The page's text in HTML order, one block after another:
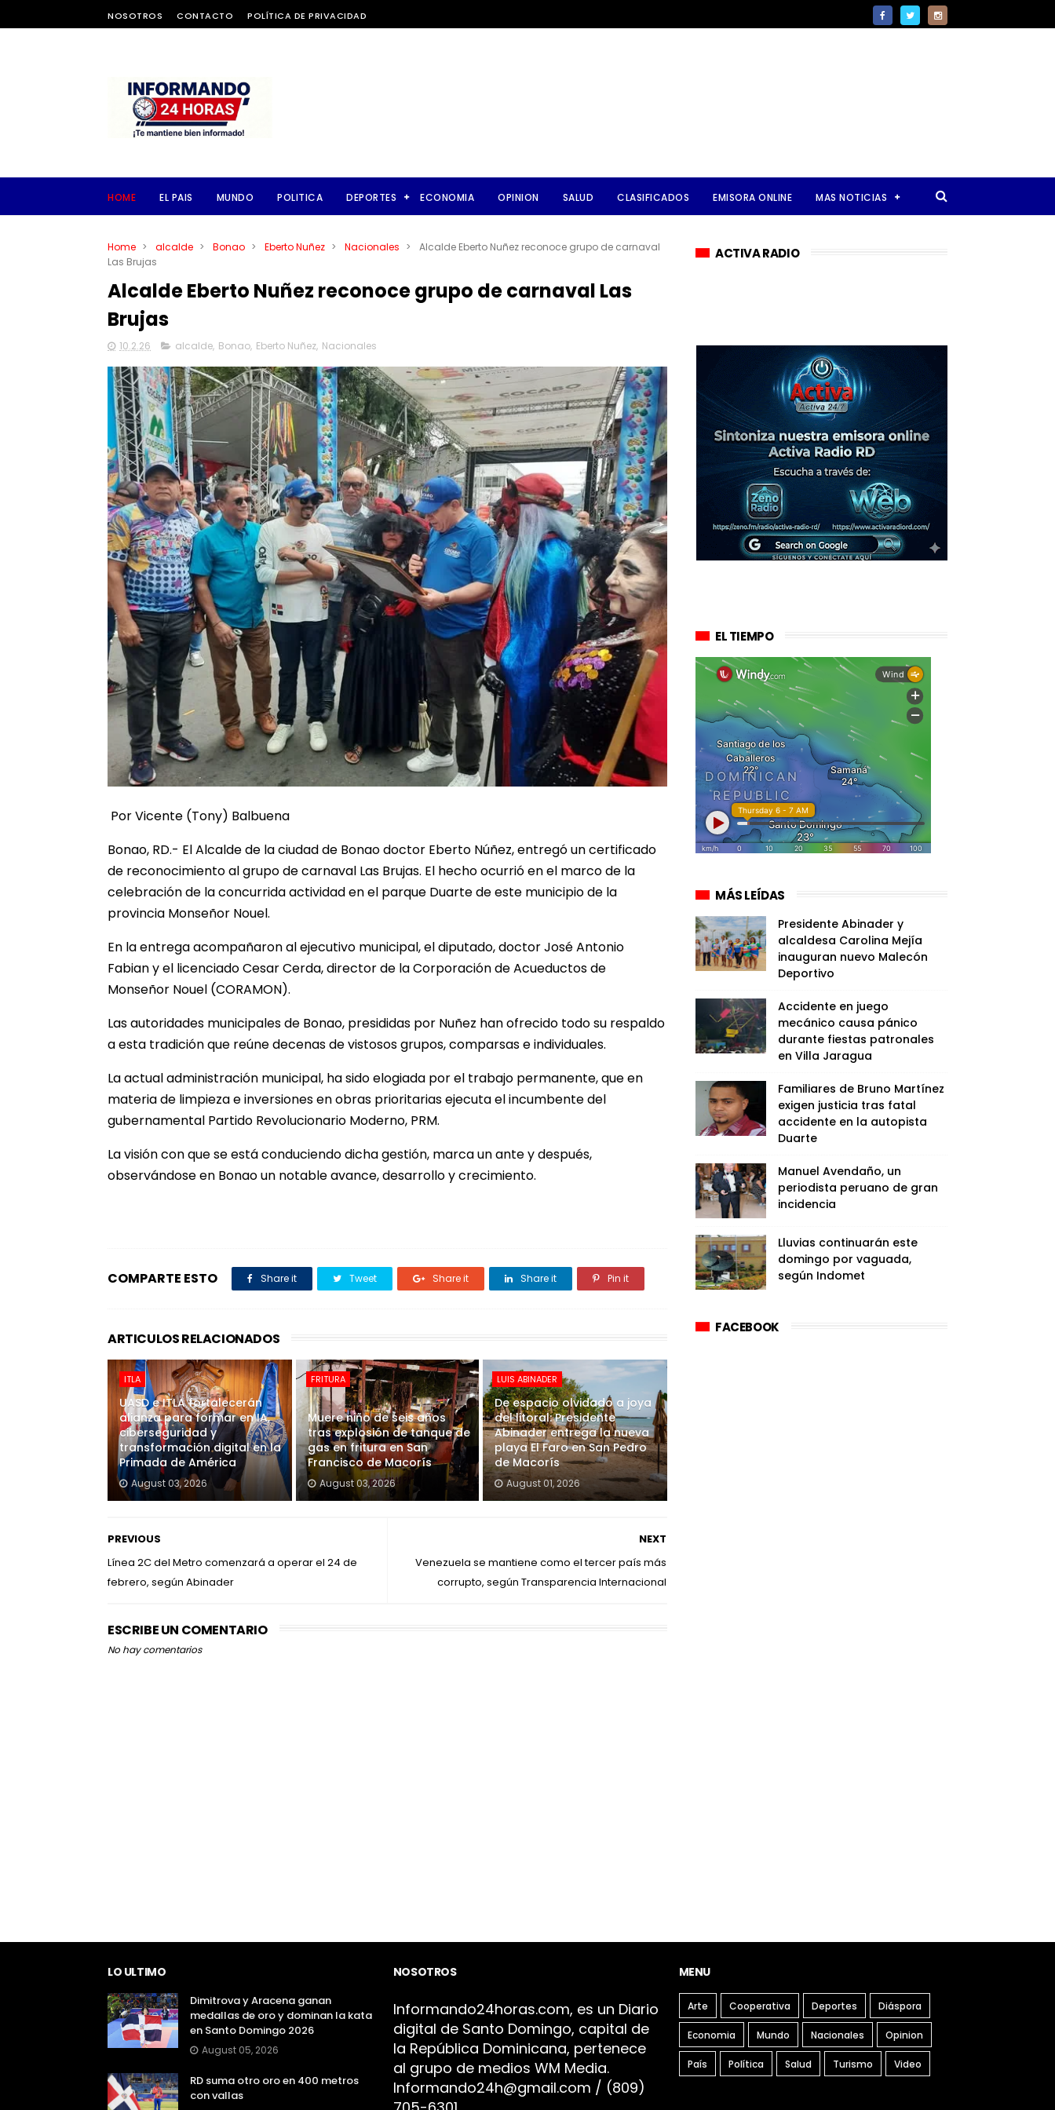
NOSOTROS CONTACTO POLÍTICA DE PRIVACIDAD
HOME EL PAIS MUNDO POLITICA DEPORTES ECONOMIA OPINION SALUD CLASIFICADOS EMISORA ONLINE MAS NOTICIAS
Home > alcalde > Bonao > Eberto Nuñez > Nacionales >
Alcalde Eberto Nuñez reconoce grupo de carnaval
Las Brujas
Alcalde Eberto Nuñez reconoce grupo de carnaval Las
Brujas
10.2.26 alcalde, Bonao, Eberto Nuñez, Nacionales
Por Vicente (Tony) Balbuena
Bonao, RD.- El Alcalde de la ciudad de Bonao doctor Eberto Núñez, entregó un certificado
de reconocimiento al grupo de carnaval Las Brujas. El hecho ocurrió en el marco de la
celebración de la concurrida actividad en el parque Duarte de este municipio de la
provincia Monseñor Nouel.
En la entrega acompañaron al ejecutivo municipal, el diputado, doctor José Antonio
Fabian y el licenciado Cesar Cerda, director de la Corporación de Acueductos de
Monseñor Nouel (CORAMON).
Las autoridades municipales de Bonao, presididas por Nuñez han ofrecido todo su respaldo
a esta tradición que reúne decenas de vistosos grupos, comparsas e individuales.
La actual administración municipal, ha sido elogiada por el trabajo permanente, que en
materia de limpieza e inversiones en obras prioritarias ejecuta el incumbente del
gubernamental Partido Revolucionario Moderno, PRM.
La visión con que se está conduciendo dicha gestión, marca un ante y después,
observándose en Bonao un notable avance, desarrollo y crecimiento.
COMPARTE ESTO Share it Tweet Share it Share it Pin it
ARTICULOS RELACIONADOS
ITLA
UASD e ITLA fortalecerán
alianza para formar en IA,
ciberseguridad y
transformación digital en la
Primada de América
August 03, 2026
FRITURA
Muere niño de seis años
tras explosión de tanque de
gas en fritura en San
Francisco de Macorís
August 03, 2026
LUIS ABINADER
De espacio olvidado a joya
del litoral: Presidente
Abinader entrega la nueva
playa El Faro en San Pedro
de Macorís
August 01, 2026
NEXT
Venezuela se mantiene como el tercer país más
corrupto, según Transparencia Internacional
PREVIOUS
Línea 2C del Metro comenzará a operar el 24 de
febrero, según Abinader
ESCRIBE UN COMENTARIO
No hay comentarios
ACTIVA RADIO
EL TIEMPO
MÁS LEÍDAS
Presidente Abinader y
alcaldesa Carolina Mejía
inauguran nuevo Malecón
Deportivo
Accidente en juego
mecánico causa pánico
durante fiestas patronales
en Villa Jaragua
Familiares de Bruno Martínez
exigen justicia tras fatal
accidente en la autopista
Duarte
Manuel Avendaño, un
periodista peruano de gran
incidencia
Lluvias continuarán este
domingo por vaguada,
según Indomet
FACEBOOK
LO ULTIMO
Dimitrova y Aracena ganan
medallas de oro y dominan la kata
en Santo Domingo 2026
August 05, 2026
RD suma otro oro en 400 metros
con vallas
NOSOTROS
Informando24horas.com, es un Diario
digital de Santo Domingo, capital de
la República Dominicana, pertenece
al grupo de medios WM Media.
Informando24h@gmail.com / (809)
MENU
Arte Cooperativa Deportes Diáspora
Economia Mundo Nacionales Opinion
País Política Salud Turismo Video